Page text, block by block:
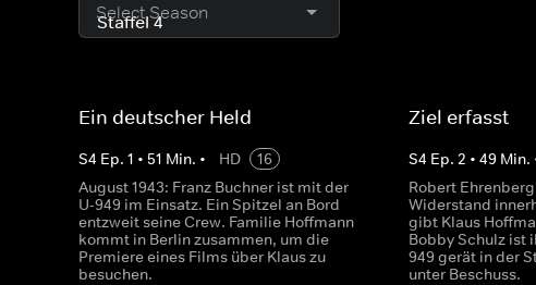
Select Season
Ein deutscher Held
S4 Ep. 1 • 51 Min. • HD
16
August 1943: Franz Buchner ist mit der
U-949 im Einsatz. Ein Spitzel an Bord
entzweit seine Crew. Familie Hoffmann
kommt in Berlin zusammen, um die
Premiere eines Films über Klaus zu
besuchen.
Ziel erfasst
S4 Ep.2 •49 Min.
Robert
Widerstand
gibt Klaus
Bobby Schulz ist
949 gerät in der
unter Beschuss.